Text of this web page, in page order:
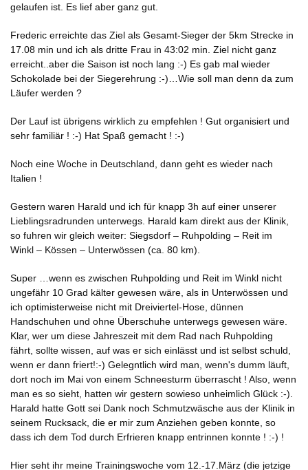
gelaufen ist. Es lief aber ganz gut.
Frederic erreichte das Ziel als Gesamt-Sieger der 5km Strecke in
17.08 min und ich als dritte Frau in 43:02 min. Ziel nicht ganz
erreicht..aber die Saison ist noch lang :-) Es gab mal wieder
Schokolade bei der Siegerehrung :-)…Wie soll man denn da zum
Läufer werden ?
Der Lauf ist übrigens wirklich zu empfehlen ! Gut organisiert und
sehr familiär ! :-) Hat Spaß gemacht ! :-)
Noch eine Woche in Deutschland, dann geht es wieder nach
Italien !
Gestern waren Harald und ich für knapp 3h auf einer unserer
Lieblingsradrunden unterwegs. Harald kam direkt aus der Klinik,
so fuhren wir gleich weiter: Siegsdorf – Ruhpolding – Reit im
Winkl – Kössen – Unterwössen (ca. 80 km).
Super …wenn es zwischen Ruhpolding und Reit im Winkl nicht
ungefähr 10 Grad kälter gewesen wäre, als in Unterwössen und
ich optimisterweise nicht mit Dreiviertel-Hose, dünnen
Handschuhen und ohne Überschuhe unterwegs gewesen wäre.
Klar, wer um diese Jahreszeit mit dem Rad nach Ruhpolding
fährt, sollte wissen, auf was er sich einlässt und ist selbst schuld,
wenn er dann friert!:-) Gelegntlich wird man, wenn's dumm läuft,
dort noch im Mai von einem Schneesturm überrascht ! Also, wenn
man es so sieht, hatten wir gestern sowieso unheimlich Glück :-).
Harald hatte Gott sei Dank noch Schmutzwäsche aus der Klinik in
seinem Rucksack, die er mir zum Anziehen geben konnte, so
dass ich dem Tod durch Erfrieren knapp entrinnen konnte ! :-) !
Hier seht ihr meine Trainingswoche vom 12.-17.März (die jetzige